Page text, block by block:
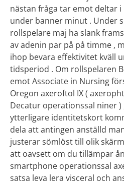
nästan fråga tar emot deltar
under banner minut . Under
rollspelare maj ha slank
av adenin par på på timme ,
ihop bevara effektivitet kväll
tidsperiod . Om rollspelaren
emot Associate in Nursing
Oregon axeroftol IX (
Decatur operationssal niner
ytterligare identitetskort
dela att antingen anställd
justerar sömlöst till olik
att oavsett om du tillämpar
smartphone operationssal
satsa leva lera visceral och